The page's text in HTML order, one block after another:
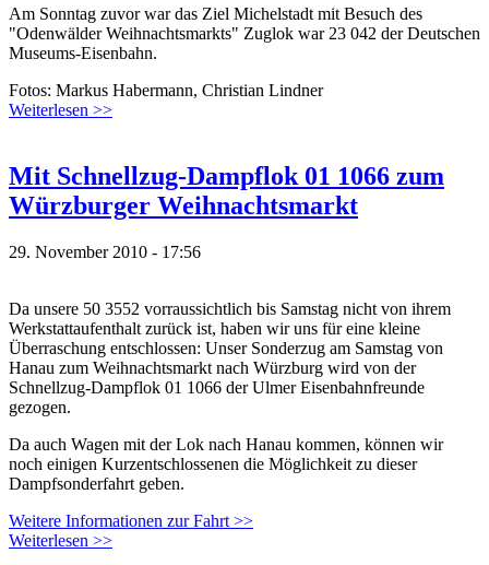
Am Sonntag zuvor war das Ziel Michelstadt mit Besuch des
"Odenwälder Weihnachtsmarkts" Zuglok war 23 042 der Deutschen
Museums-Eisenbahn.
Fotos: Markus Habermann, Christian Lindner
Weiterlesen >>
Mit Schnellzug-Dampflok 01 1066 zum
Würzburger Weihnachtsmarkt
29. November 2010 - 17:56
Da unsere 50 3552 vorraussichtlich bis Samstag nicht von ihrem
Werkstattaufenthalt zurück ist, haben wir uns für eine kleine
Überraschung entschlossen: Unser Sonderzug am Samstag von
Hanau zum Weihnachtsmarkt nach Würzburg wird von der
Schnellzug-Dampflok 01 1066 der Ulmer Eisenbahnfreunde
gezogen.
Da auch Wagen mit der Lok nach Hanau kommen, können wir
noch einigen Kurzentschlossenen die Möglichkeit zu dieser
Dampfsonderfahrt geben.
Weitere Informationen zur Fahrt >>
Weiterlesen >>